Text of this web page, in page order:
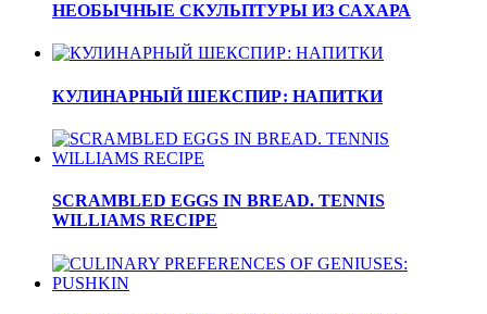
НЕОБЫЧНЫЕ СКУЛЬПТУРЫ ИЗ САХАРА
КУЛИНАРНЫЙ ШЕКСПИР: НАПИТКИ
SCRAMBLED EGGS IN BREAD. TENNIS
WILLIAMS RECIPE